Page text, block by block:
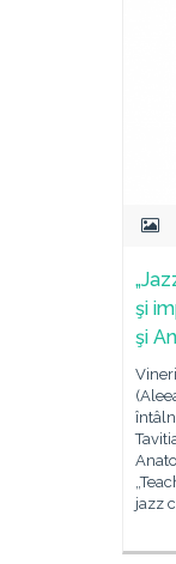
şi
şi
jazz